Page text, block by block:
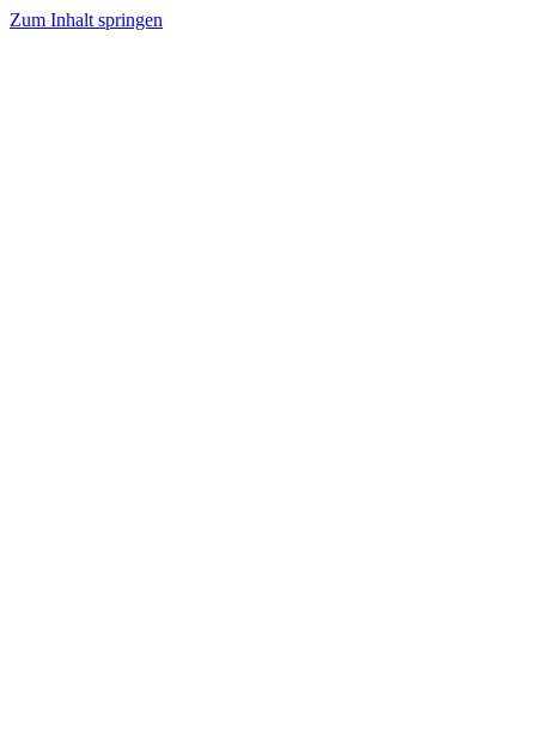
Zum Inhalt springen